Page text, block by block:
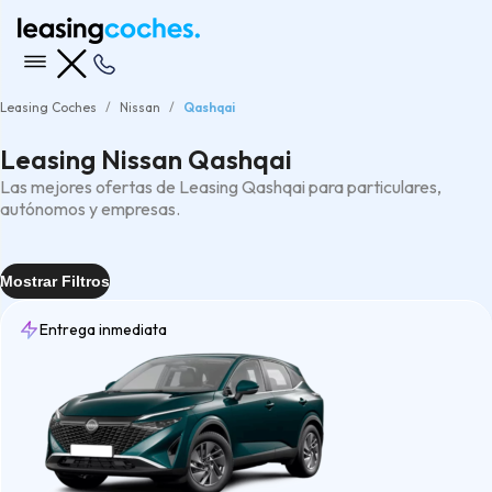
Leasing Coches Nissan Qashqai
Leasing Nissan Qashqai
Las mejores ofertas de Leasing Qashqai para particulares,
autónomos y empresas.
Mostrar Filtros
Entrega
7 días(1)
Inmediata
(2)
Entrega inmediata